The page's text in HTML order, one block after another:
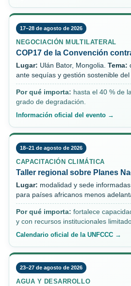
17–28 de agosto de 2026
NEGOCIACIÓN MULTILATERAL
COP17 de la Convención
Lugar: Ulán Bator, Mongolia. Tema:
ante sequías y gestión sostenible del
Por qué importa: hasta el 40 % de
grado de degradación.
Información oficial del evento →
18–21 de agosto de 2026
CAPACITACIÓN CLIMÁTICA
Taller regional sobre Planes
Lugar: modalidad y sede
para países africanos menos
Por qué importa: fortalece
y con recursos institucionales
Calendario oficial de la UNFCCC →
23–27 de agosto de 2026
AGUA Y DESARROLLO